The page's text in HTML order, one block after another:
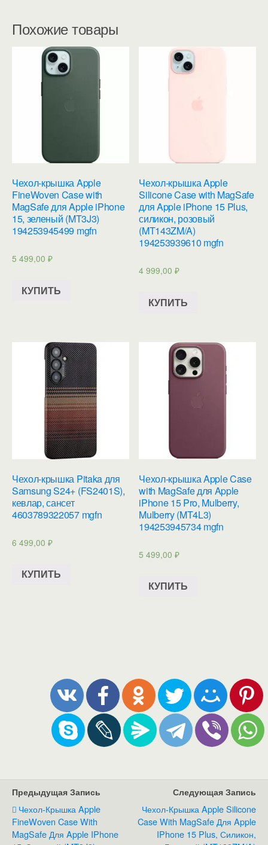
Похожие товары
Чехол-крышка Apple
FineWoven Case with
MagSafe для Apple iPhone
15, зеленый (MT3J3)
194253945499 mgfn
5 499,00 ₽
КУПИТЬ
Чехол-крышка Apple
Silicone Case with MagSafe
для Apple iPhone 15 Plus,
силикон, розовый
(MT143ZM/A)
194253939610 mgfn
4 999,00₽
КУПИТЬ
Чехол-крышка Pitaka для
Samsung S24+ (FS2401S),
кевлар, сансет
4603789322057 mgfn
6 499,00 ₽
КУПИТЬ
Чехол-крышка Apple Case
with MagSafe для Apple
iPhone 15 Pro, Mulberry,
Mulberry (MT4L3)
194253945734 mgfn
5 499,00₽
КУПИТЬ
Предыдущая Запись
Чехол-Крышка Apple
FineWoven Case With
MagSafe Для Apple IPhone
Следующая Запись
Чехол-Крышка Apple Silicone
Case With MagSafe Для Apple
IPhone 15 Plus, Силикон,